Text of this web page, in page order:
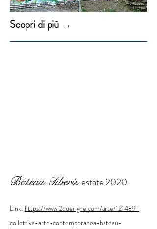
Scopri di più →
Bateau Tiberisestate 2020
Link: https://www.2duerighe.com/arte/121489-
collettiva-arte-contemporanea-bateau-